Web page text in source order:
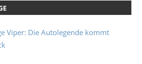
Viper: Die Autolegende kommt